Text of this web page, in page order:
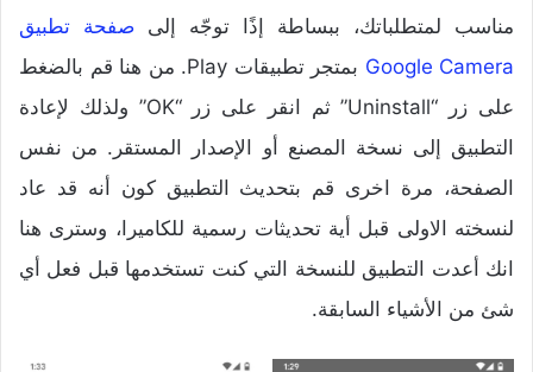
مناسب لمتطلباتك، ببساطة إذًا توجّه إلى صفحة تطبيق
Google Camera
بمتجر تطبيقات Play. من هنا قم بالضغط
على زر “Uninstall” ثم انقر على زر “OK” ولذلك لإعادة
التطبيق إلى نسخة المصنع أو الإصدار المستقر. من نفس
الصفحة، مرة اخرى قم بتحديث التطبيق كون أنه قد عاد
لنسخته الاولى قبل أية تحديثات رسمية للكاميرا، وسترى هنا
انك أعدت التطبيق للنسخة التي كنت تستخدمها قبل فعل أي
شئ من الأشياء السابقة.